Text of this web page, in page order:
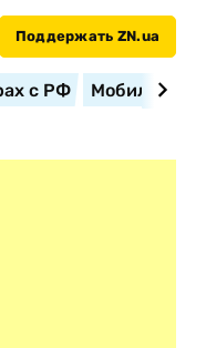
Поддержать ZN.ua
с РФ